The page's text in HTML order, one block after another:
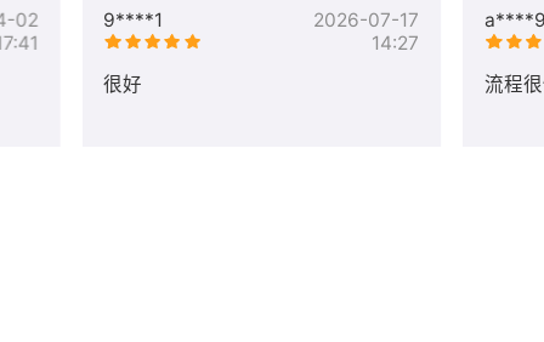
9****1
2026-07-17
14:27
很好
流程
02